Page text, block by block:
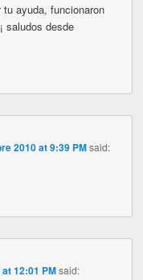
tu ayuda, funcionaron
saludos desde
2010 at 9:39 PM said:
12:01 PM said: